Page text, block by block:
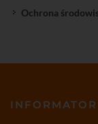
Ochrona